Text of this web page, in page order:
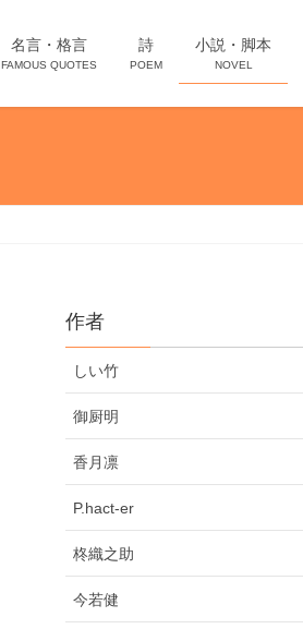
名言・格言
FAMOUS QUOTES
詩
POEM
小説・脚本
NOVEL
作者
しい竹
御厨明
香月凛
P.hact-er
柊織之助
今若健